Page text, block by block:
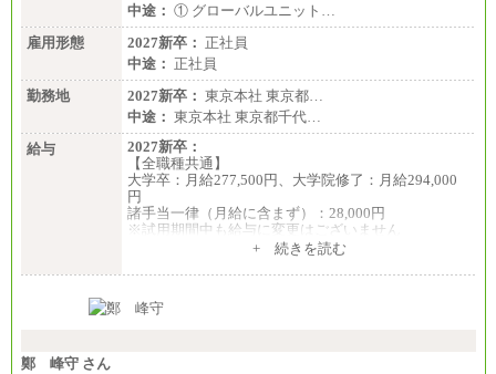
中途： ① グローバルユニット…
雇用形態
2027新卒： 正社員
中途： 正社員
勤務地
2027新卒： 東京本社 東京都…
中途： 東京本社 東京都千代…
給与
2027新卒：
【全職種共通】
大学卒：月給277,500円、大学院修了：月給294,000
円
諸手当一律（月給に含まず）：28,000円
※試用期間中も給与に変更はございません
月給370,000円～
ます。
+ 続きを読む
鄭 峰守 さん